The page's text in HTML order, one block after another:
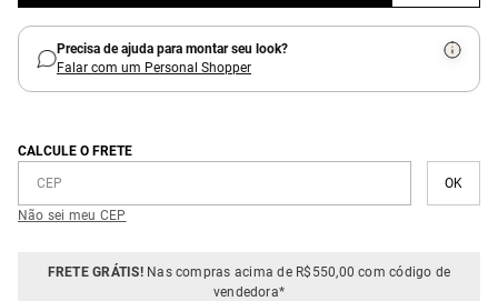
Precisa de ajuda para montar seu look?
Falar com um Personal Shopper
CALCULE O FRETE
Não sei meu CEP
FRETE GRÁTIS!Nas compras acima de R$550,00 com código de
vendedora*